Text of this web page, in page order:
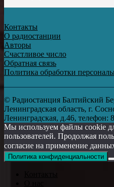
Контакты
О радиостанции
Авторы
Счастливое число
Обратная связь
Политика обработки
© Радиостанция Балтийский
Ленинградская область, г.
Ленинградская, д.46, телефон:
Мы используем файлы cookie
пользователей. Продолжая
согласие на применение
Политика конфиденциальности